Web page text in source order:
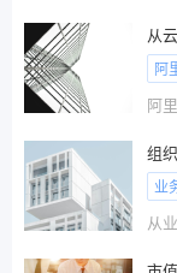
阿
组
业
从